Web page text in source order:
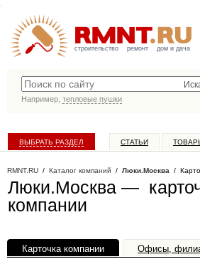
строительство ремонт дом и дача
Например, тепловые пушки
ВЫБРАТЬ РАЗДЕЛ СТАТЬИ
RMNT.RU / Каталог компаний / Люки.Москва /
Люки.Москва —
компании
Карточка компании Офисы,